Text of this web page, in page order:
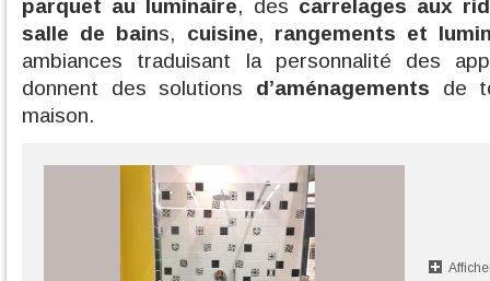
parquet au luminaire, des carrelages aux
salle de bains, cuisine, rangements et
ambiances traduisant la personnalité des
donnent des solutions d’aménagements de
maison.